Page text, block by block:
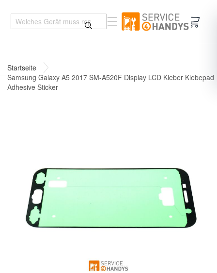
Startseite
Samsung Galaxy A5 2017 SM-A520F Display LCD Kleber Klebepad
Adhesive Sticker